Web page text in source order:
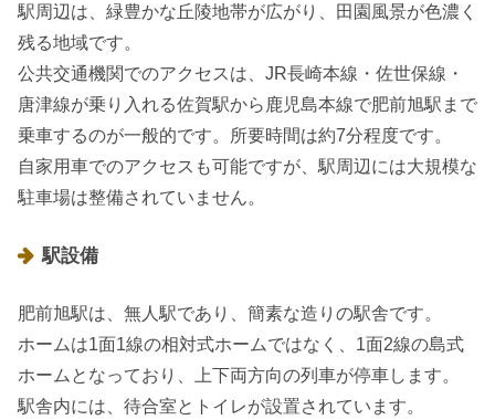
駅周辺は、緑豊かな丘陵地帯が広がり、田園風景が色濃く
残る地域です。
公共交通機関でのアクセスは、JR長崎本線・佐世保線・
唐津線が乗り入れる佐賀駅から鹿児島本線で肥前旭駅まで
乗車するのが一般的です。所要時間は約7分程度です。
自家用車でのアクセスも可能ですが、駅周辺には大規模な
駐車場は整備されていません。
駅設備
肥前旭駅は、無人駅であり、簡素な造りの駅舎です。
ホームは1面1線の相対式ホームではなく、1面2線の島式
ホームとなっており、上下両方向の列車が停車します。
駅舎内には、待合室とトイレが設置されています。